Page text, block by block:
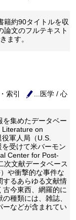
籍約90タイトルを収
論文のフルテキスト
ます。
索引
...医学 / 心
集めたデータベー
Literature on
軍人局（U.S.
受けて米バーモン
Center for Post-
次文献データベース
や衝撃的な事件な
するあらゆる文献情
今東西、網羅的に
種類には、雑誌、
ーなどが含まれてい